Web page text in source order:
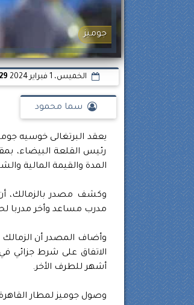
جوميز
الخميس، 1 فبراير 2024
سما محمود
يعقد البرتغالى خوسيه
رئيس القلعة البيضاء،
المدة والقيمة المالية
مدرب مساعد وأخر مدربا
أشهر للطرف الأخر.
وصول جوميز لمطار القاهرة